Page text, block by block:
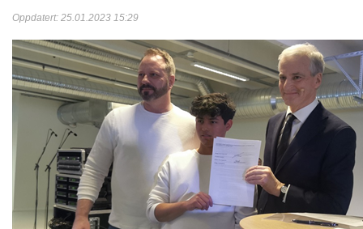
Oppdatert: 25.01.2023 15:29